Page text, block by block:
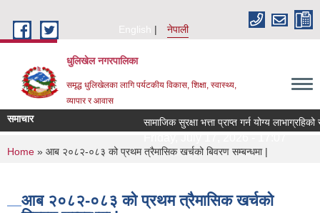
English
नेपाली
धुलिखेल नगरपालिका
समृद्ध धुलिखेलका लागि पर्यटकीय विकास, शिक्षा, स्वास्थ्य,
व्यापार र आवास
समाचार सामाजिक सुरक्षा भत्ता प्राप्त गर्न योग्य
You are here
Home » आब २०८२-०८३ को प्रथम त्रैमासिक खर्चको बिवरण सम्बन्धमा |
आब २०८२-०८३ को प्रथम त्रैमासिक खर्चको